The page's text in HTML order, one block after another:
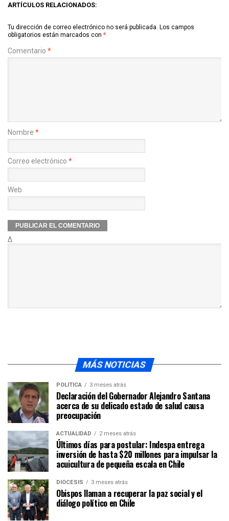
ARTÍCULOS RELACIONADOS:
Tu dirección de correo electrónico no será publicada. Los campos
obligatorios están marcados con *
Comentario *
Nombre *
Correo electrónico *
Web
Δ
MÁS NOTICIAS
POLÍTICA 3 meses atrás
Declaración del Gobernador Alejandro Santana
acerca de su delicado estado de salud causa
preocupación
ACTUALIDAD 2 meses atrás
Últimos días para postular: Indespa entrega
inversión de hasta $20 millones para impulsar la
acuicultura de pequeña escala en Chile
DIÓCESIS 3 meses atrás
Obispos llaman a recuperar la paz social y el
diálogo político en Chile